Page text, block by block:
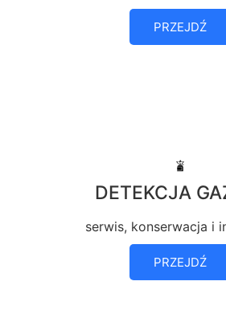
PRZEJDŹ
DETEKCJA
serwis, konserwacja i
PRZEJDŹ